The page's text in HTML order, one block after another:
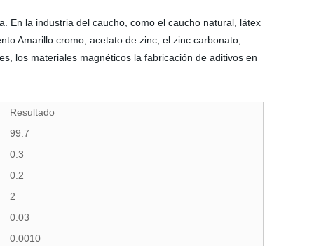
En la industria del caucho, como el caucho natural, látex
Amarillo cromo, acetato de zinc, el zinc carbonato,
los materiales magnéticos la fabricación de aditivos en
Resultado
99.7
0.3
0.2
2
0.03
0.0010